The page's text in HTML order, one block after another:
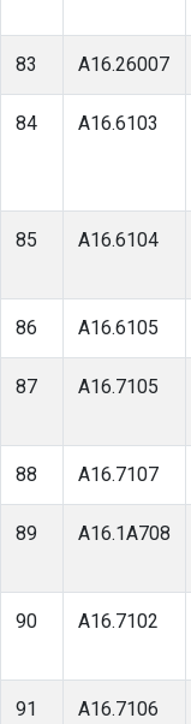
83 A16.26007
84 A16.6103
85 A16.6104
86 A16.6105
87 A16.7105
88 A16.7107
89 A16.1A708
90 A16.7102
91 A16.7106